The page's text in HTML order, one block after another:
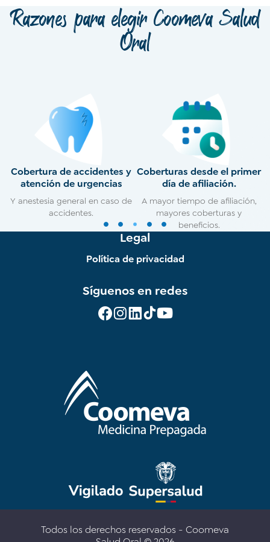
Razones para elegir Coomeva Salud
Oral
Cobertura de accidentes y
atención de urgencias
Y anestesia general en caso de
accidentes.
Coberturas desde el primer
día de afiliación.
A mayor tiempo de afiliación,
mayores coberturas y
beneficios.
1 2 3 4 5
Legal
Política de privacidad
Síguenos en redes
Todos los derechos reservados - Coomeva